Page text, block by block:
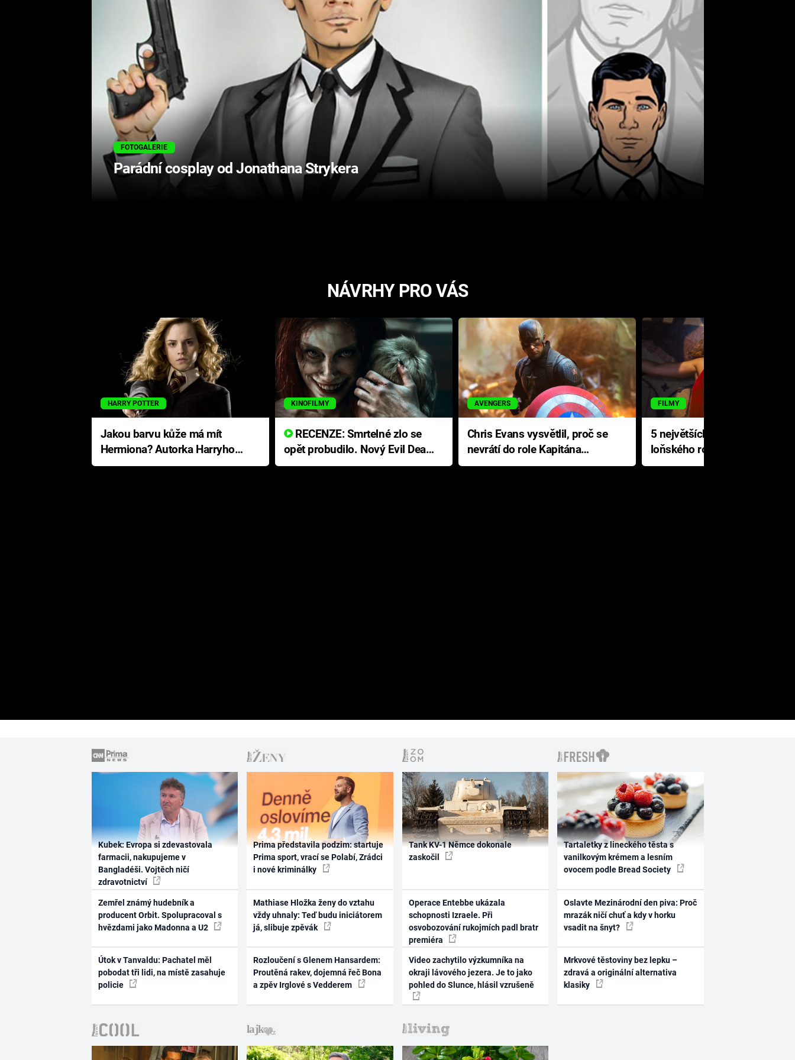
FOTOGALERIE
Parádní cosplay od Jonathana Strykera
NÁVRHY PRO VÁS
HARRY POTTER
Jakou barvu kůže má mít
Hermiona? Autorka Harryho
Pottera přišla s ráznou
KINOFILMY
RECENZE: Smrtelné zlo se
opět probudilo. Nový Evil Dead
přichází s neodolatelnou
AVENGERS
Chris Evans vysvětlil, proč se
nevrátí do role Kapitána
Ameriky
FILMY
5 největších propadáků
loňského roku: Disney na
jediné katastrofě prodělal 200
Kubek: Evropa si zdevastovala
farmacii, nakupujeme v
Bangladéši. Vojtěch ničí
zdravotnictví
Zemřel známý hudebník a
producent Orbit. Spolupracoval s
hvězdami jako Madonna a U2
Útok v Tanvaldu: Pachatel měl
pobodat tři lidi, na místě zasahuje
policie
Prima představila podzim: startuje
Prima sport, vrací se Polabí, Zrádci
i nové kriminálky
Mathiase Hložka ženy do vztahu
vždy uhnaly: Teď budu iniciátorem
já, slibuje zpěvák
Rozloučení s Glenem Hansardem:
Proutěná rakev, dojemná řeč Bona
a zpěv Irglové s Vedderem
Tank KV-1 Němce dokonale
zaskočil
Operace Entebbe ukázala
schopnosti Izraele. Při
osvobozování rukojmích padl bratr
premiéra
Video zachytilo výzkumníka na
okraji lávového jezera. Je to jako
pohled do Slunce, hlásil vzrušeně
Tartaletky z lineckého těsta s
vanilkovým krémem a lesním
ovocem podle Bread Society
Oslavte Mezinárodní den piva: Proč
mrazák ničí chuť a kdy v horku
vsadit na šnyt?
Mrkvové těstoviny bez lepku –
zdravá a originální alternativa
klasiky